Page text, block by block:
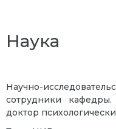
Наука
Научно-
сотрудники
доктор